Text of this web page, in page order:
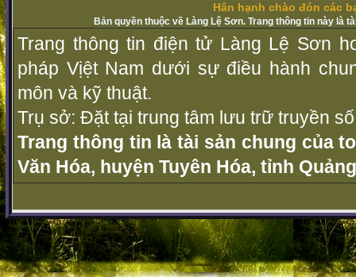
Hân hạnh chào đón các
Bản quyền thuộc về Làng Lệ Sơn. Trang thông tin này là
Trang thông tin điện tử Làng Lệ Sơn
pháp Vịệt Nam dưới sự điều hành
môn và kỹ thuật.
Trụ sở: Đặt tại trung tâm lưu trữ truyền
Trang thông tin là tài sản chung của
Văn Hóa, huyện Tuyên Hóa, tỉnh